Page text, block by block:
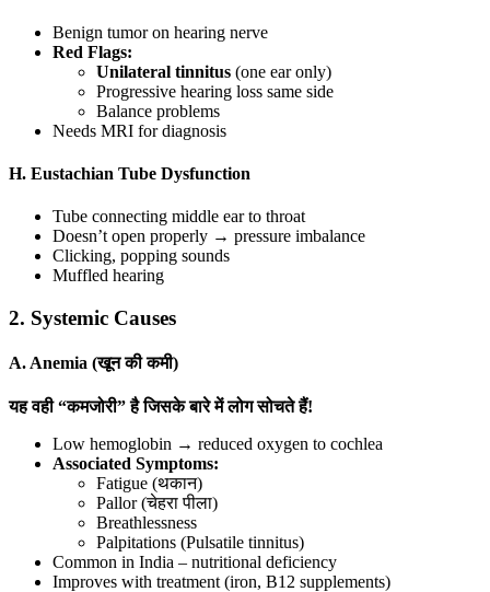
Benign tumor on hearing nerve
Red Flags:
Unilateral tinnitus (one ear only)
Progressive hearing loss same side
Balance problems
Needs MRI for diagnosis
H. Eustachian Tube Dysfunction
Tube connecting middle ear to throat
Doesn’t open properly → pressure imbalance
Clicking, popping sounds
Muffled hearing
2. Systemic Causes
A. Anemia (खून की कमी)
यह वही “कमजोरी” है जिसके बारे में लोग सोचते हैं!
Low hemoglobin → reduced oxygen to cochlea
Associated Symptoms:
Fatigue (थकान)
Pallor (चेहरा पीला)
Breathlessness
Palpitations (Pulsatile tinnitus)
Common in India – nutritional deficiency
Improves with treatment (iron, B12 supplements)